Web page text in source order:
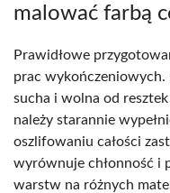
malować farbą
Prawidłowe
prac wykończeniowych.
sucha i wolna od
należy starannie
oszlifowaniu całości
wyrównuje chłonność i
warstw na różnych